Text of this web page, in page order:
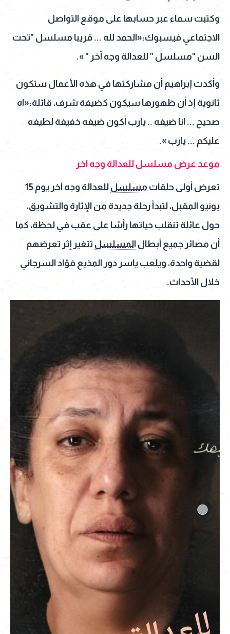
وكتبت سماء عبر حسابها على موقع التواصل
الاجتماعي فيسبوك:«الحمد لله ... قريبا مسلسل "تحت
السن "مسلسل " للعدالة وجه آخر " ».
وأكدت إبراهيم أن مشاركتها في هذه الأعمال ستكون
ثانوية إذ أن ظهورها سيكون كضيفة شرف، قائلة:«اه
صحيح ... انا ضيفه .. يارب أكون ضيفه خفيفة لطيفه
عليكم ... يارب ».
موعد عرض مسلسل للعدالة وجه آخر
تعرض أولى حلقات مسلسل
للعدالة وجه آخر يوم 15
يونيو المقبل، لتبدأ رحلة جديدة من الإثارة والتشويق،
حول عائلة تنقلب حياتها رأسًا على عقب في لحظة، كما
أن مصائر جميع أبطال المسلسل تتغير إثر تعرضهم
لقضية واحدة، ويلعب ياسر دور المذيع فؤاد السرجاني
خلال الأحداث.